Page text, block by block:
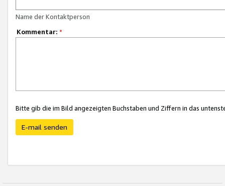
Name der Kontaktperson
Kommentar: *
Bitte gib die im Bild angezeigten Buchstaben und Ziffern in das
E-mail senden